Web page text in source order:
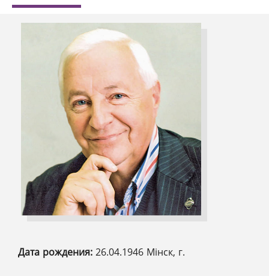
Дата рождения: 26.04.1946 Мінск, г.